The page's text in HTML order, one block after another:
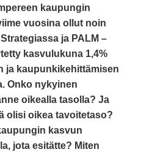
kaupungin
vuosina ollut noin
ja PALM –
kasvulukuna 1,4%
ja kaupunkikehittämisen
Onko nykyinen
oikealla tasolla? Ja
olisi oikea tavoitetaso?
kasvun
jota esitätte? Miten